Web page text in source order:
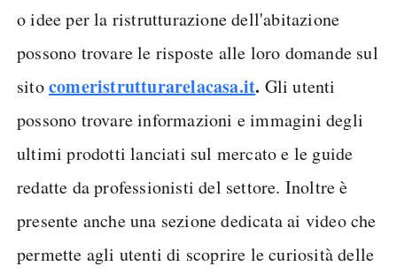
o idee per la ristrutturazione dell'abitazione
possono trovare le risposte alle loro domande sul
sitocomeristrutturarelacasa.it. Gli utenti
possono trovare informazioni e immagini degli
ultimi prodotti lanciati sul mercato e le guide
redatte da professionisti del settore. Inoltre è
presente anche una sezione dedicata ai video che
permette agli utenti di scoprire le curiosità delle